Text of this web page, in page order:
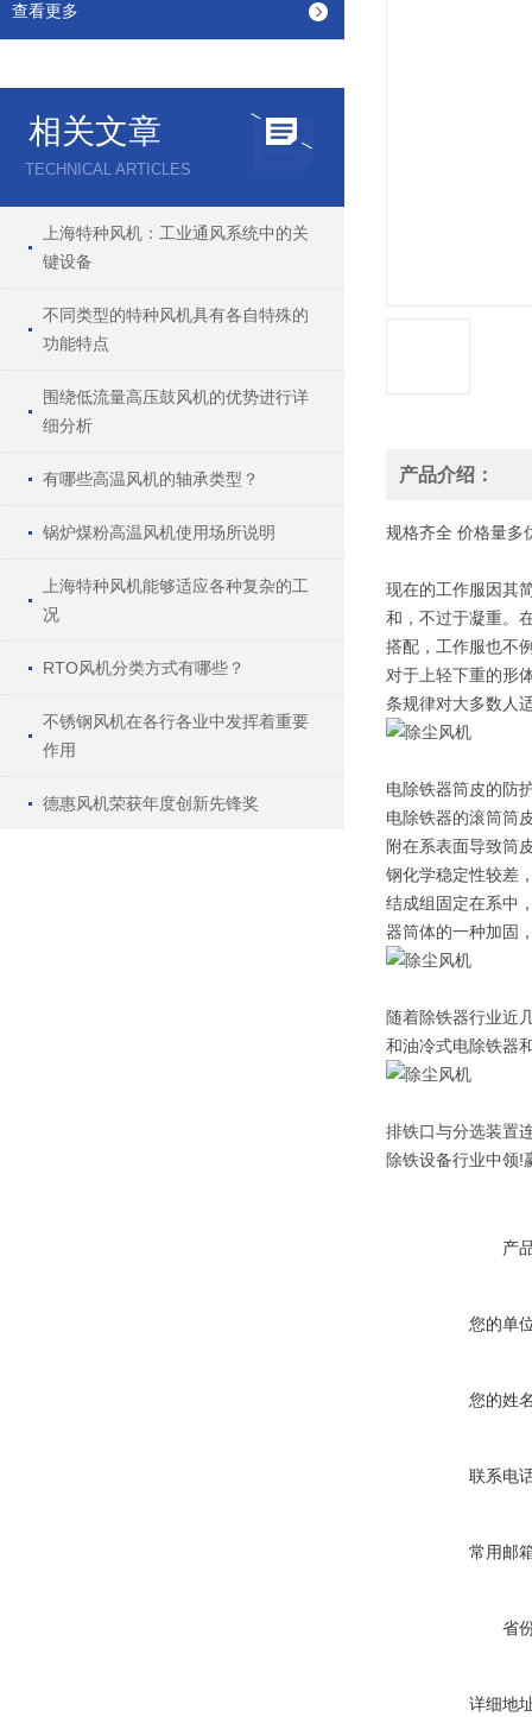
查看更多
相关文章
TECHNICAL ARTICLES
上海特种风机：工业通风系统中的关
键设备
不同类型的特种风机具有各自特殊的
功能特点
围绕低流量高压鼓风机的优势进行详
细分析
有哪些高温风机的轴承类型？
锅炉煤粉高温风机使用场所说明
上海特种风机能够适应各种复杂的工
况
RTO风机分类方式有哪些？
不锈钢风机在各行各业中发挥着重要
作用
德惠风机荣获年度创新先锋奖
产品介绍：
规格齐全 价格量多
现在的工作服因其
和，不过于凝重。
搭配，工作服也不
对于上轻下重的形
条规律对大多数人
电除铁器筒皮的防
电除铁器的滚筒筒
附在系表面导致筒
钢化学稳定性较差
结成组固定在系中
器筒体的一种加固
随着除铁器行业近
和油冷式电除铁器
排铁口与分选装置
除铁设备行业中领!
产
您的单
您的姓
联系电
常用邮
省
详细地